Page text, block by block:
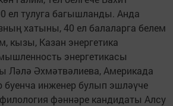
ел тулуга багышланды. Анда
хатыны, 40 ел балаларга белем
кызы, Казан энергетика
энергетикасы
Ләлә Әхмәтвәлиева, Америкада
буенча инженер булып эшләүче
фәннәре кандидаты Алсу